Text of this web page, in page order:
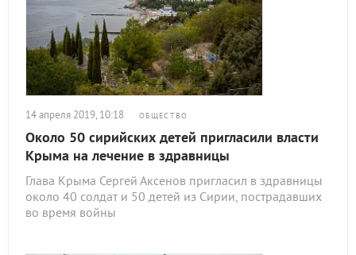
14 апреля 2019, 10:18 ОБЩЕСТВО
Около 50 сирийских детей пригласили власти
Крыма на лечение в здравницы
Глава Крыма Сергей Аксенов пригласил в здравницы
около 40 солдат и 50 детей из Сирии, пострадавших
во время войны